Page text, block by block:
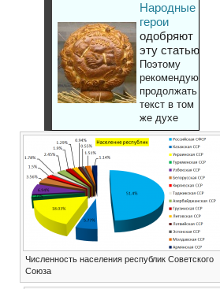
Народные
герои
одобряют
эту статью
Поэтому
рекомендуют
продолжать
текст в том
же духе
Численность населения республик Советского
Союза